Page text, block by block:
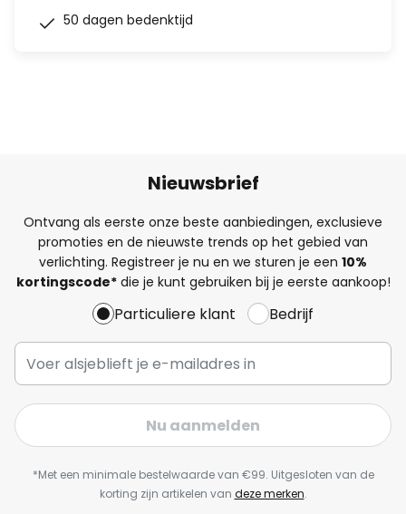
50 dagen bedenktijd
Nieuwsbrief
Ontvang als eerste onze beste aanbiedingen, exclusieve
promoties en de nieuwste trends op het gebied van
verlichting. Registreer je nu en we sturen je een 10%
kortingscode*die je kunt gebruiken bij je eerste aankoop!
Particuliere klant Bedrijf
Nu aanmelden
*Met een minimale bestelwaarde van €99. Uitgesloten van de
korting zijn artikelen van deze merken.